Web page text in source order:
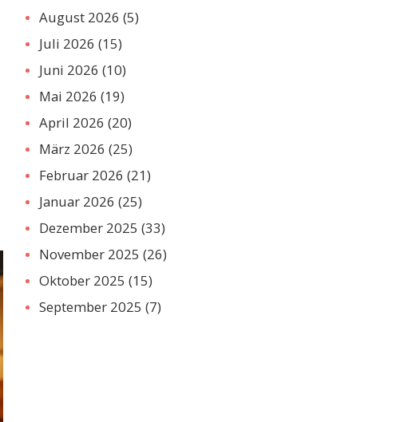
August 2026 (5)
Juli 2026 (15)
Juni 2026 (10)
Mai 2026 (19)
April 2026 (20)
März 2026 (25)
Februar 2026 (21)
Januar 2026 (25)
Dezember 2025 (33)
November 2025 (26)
Oktober 2025 (15)
September 2025 (7)